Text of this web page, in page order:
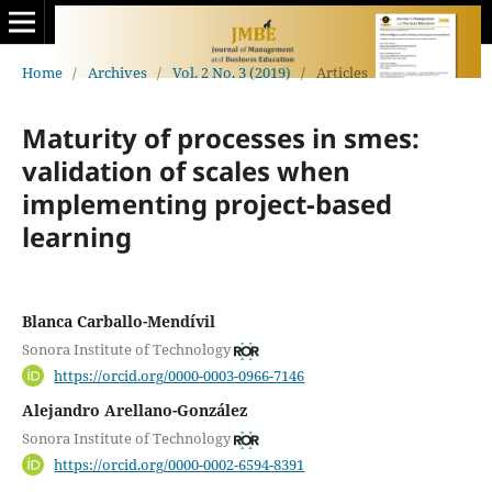
Home / Archives / Vol. 2 No. 3 (2019) / Articles
Maturity of processes in smes:
validation of scales when
implementing project-based
learning
Blanca Carballo-Mendívil
Sonora Institute of Technology
https://orcid.org/0000-0003-0966-7146
Alejandro Arellano-González
Sonora Institute of Technology
https://orcid.org/0000-0002-6594-8391